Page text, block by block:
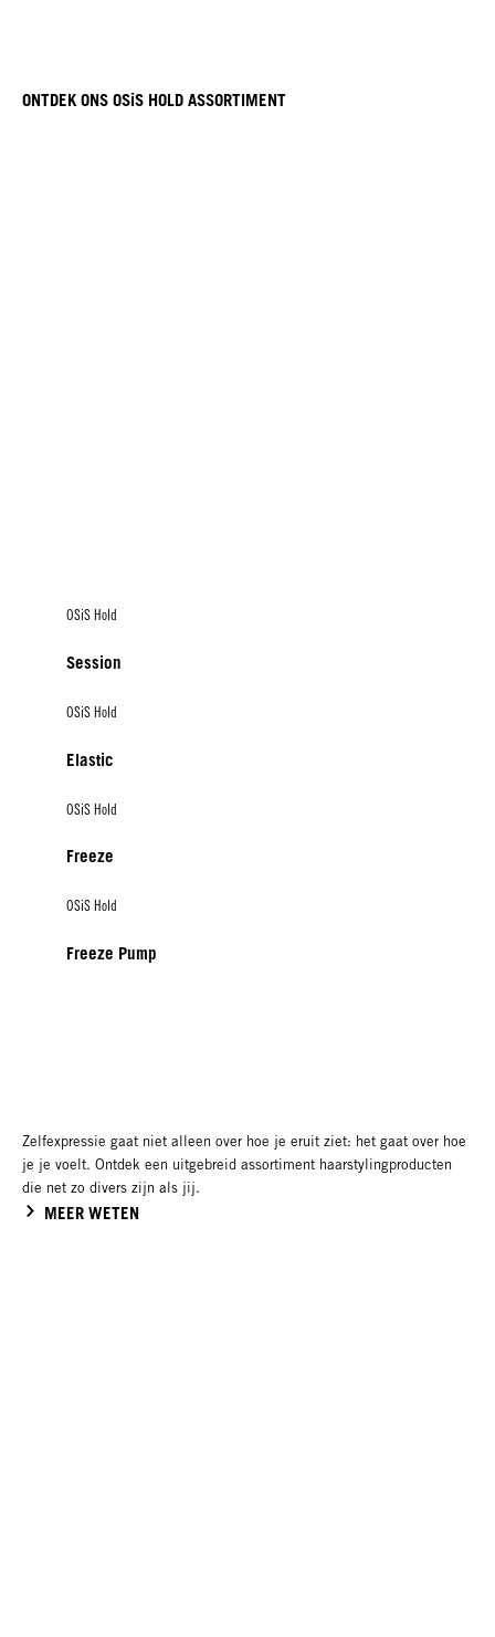
ONTDEK ONS OSiS HOLD ASSORTIMENT
OSiS Hold
Session
OSiS Hold
Elastic
OSiS Hold
Freeze
OSiS Hold
Freeze Pump
Zelfexpressie gaat niet alleen over hoe je eruit ziet: het gaat over hoe
je je voelt. Ontdek een uitgebreid assortiment haarstylingproducten
die net zo divers zijn als jij.
MEER WETEN